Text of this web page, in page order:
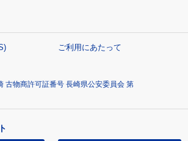
ご利用にあたって
古物商許可証番号 長崎県公安委員会 第